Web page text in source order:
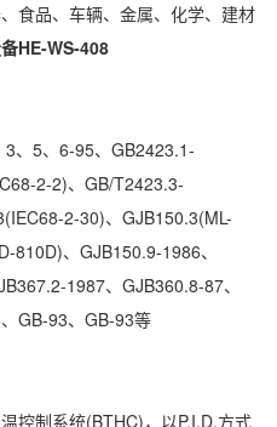
、食品、车辆、金属、化学、建材
HE-WS-408
5、6-95、GB2423.1-
2-2)、GB/T2423.3-
2-30)、GJB150.3(ML-
810D)、GJB150.9-1986、
1987、GJB360.8-87、
GB-93、GB-93等
制系统(BTHC)，以P.I.D.方式